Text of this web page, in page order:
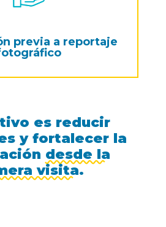
previa a reportaje
es reducir
y fortalecer la
desde la
visita.